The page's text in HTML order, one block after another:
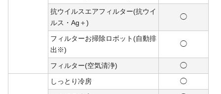
抗ウイルスエアフィルター(抗ウイ
ルス・Ag＋)
◯
フィルターお掃除ロボット(自動排
出※)
◯
フィルター(空気清浄) ◯
しっとり冷房
◯